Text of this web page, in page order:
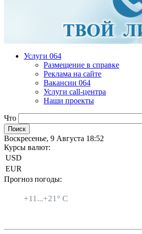
Услуги 064
Размещение в справке
Реклама на сайте
Вакансии 064
Услуги call-центра
Наши проекты
Что
Воскресенье, 9 Августа 18:52
Курсы валют:
USD
EUR
Прогноз погоды:
+11...+21° C